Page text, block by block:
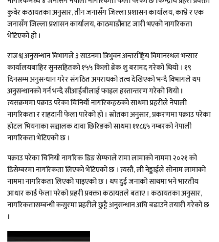
कुवेर कठायतका अनुसार, तीन जनासँग जिल्ला प्रशासन कार्यालय, काभ्रे र एक
जनासँग जिल्ला प्रशासन कार्यालय, काठमाडौंबाट जारी भएको नागरिकता
भेटिएको हो ।
राजश्व अनुसन्धान विभागले ३ साउनमा त्रिभुवन अन्तर्राष्ट्रिय विमानस्थल भन्सार
कार्यालयबाहिर सुनसहितको १५५ किलो ब्रेक शु बरामद गरेको थियो । १९
दिनसम्म अनुसन्धान गरेर संगठित अपराधको तत्व देखिएको भन्दै विभागले थप
अनुसन्धानको गर्न भन्दै सीआईबीलाई फाइल हस्तान्तरण गरेको थियो ।
त्यसक्रममा पक्राउ परेका चिनियाँ नागरिकहरुको साथमा प्रहरीले नेपाली
नागरिकता र राहदानी फेला पारेको हो । स्रोतका अनुसार, प्रकरणमा पक्राउ परेका
होटल भियनाका सञ्चालक दावा छिरिङको साथमा ११८६५ नम्बरको नेपाली
नागरिकता भेटिएको छ ।
पक्राउ परेका चिनियाँ नागरिक डिङ सेम्फाले रामा लामाको नाममा २०२१ को
डिसेम्बरमा नागरिकता लिएको भेटिएको छ । त्यस्तै, ली नेड्डाईले सोनाम लामाको
नाममा नागरिकता लिएको पाइएको छ । थप दुई जनाको साथमा भने भारतीय
आधार कार्ड फेला परेको प्रहरी प्रवक्ता कठायतले बताए । कठायतका अनुसार,
नागरिकतासम्बन्धी कसुरमा प्रहरीले छुट्टै अनुसन्धान अघि बढाउने तयारी गरेको छ
।